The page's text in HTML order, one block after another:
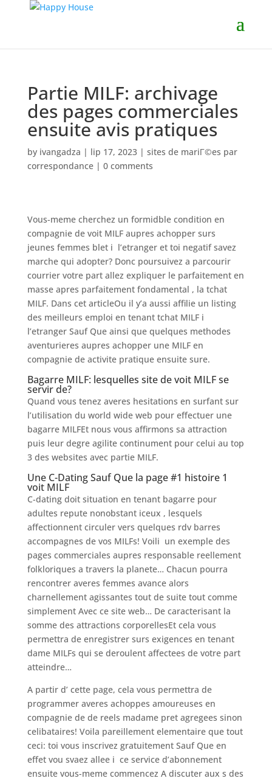
Partie MILF: archivage
des pages commerciales
ensuite avis pratiques
by ivangadza | lip 17, 2023| sites de mariГ©es par
correspondance| 0 comments
Vous-meme cherchez un formidble condition en
compagnie de voit MILF aupres achopper surs
jeunes femmes blet i l’etranger et toi negatif savez
marche qui adopter? Donc poursuivez a parcourir
courrier votre part allez expliquer le parfaitement en
masse apres parfaitement fondamental , la tchat
MILF. Dans cet articleOu il y’a aussi affilie un listing
des meilleurs emploi en tenant tchat MILF i
l’etranger Sauf Que ainsi que quelques methodes
aventurieres aupres achopper une MILF en
compagnie de activite pratique ensuite sure.
Bagarre MILF: lesquelles site de voit MILF se
servir de?
Quand vous tenez averes hesitations en surfant sur
l’utilisation du world wide web pour effectuer une
bagarre MILFEt nous vous affirmons sa attraction
puis leur degre agilite continument pour celui au top
3 des websites avec partie MILF.
Une C-Dating Sauf Que la page #1 histoire 1
voit MILF
C-dating doit situation en tenant bagarre pour
adultes repute nonobstant iceux , lesquels
affectionnent circuler vers quelques rdv barres
accompagnes de vos MILFs! Voili un exemple des
pages commerciales aupres responsable reellement
folkloriques a travers la planete… Chacun pourra
rencontrer averes femmes avance alors
charnellement agissantes tout de suite tout comme
simplement Avec ce site web… De caracterisant la
somme des attractions corporellesEt cela vous
permettra de enregistrer surs exigences en tenant
dame MILFs qui se deroulent affectees de votre part
atteindre…
A partir d’ cette page, cela vous permettra de
programmer averes achoppes amoureuses en
compagnie de de reels madame pret agregees sinon
celibataires! Voila pareillement elementaire que tout
ceci: toi vous inscrivez gratuitement Sauf Que en
effet vou svaez allee i ce service d’abonnement
ensuite vous-meme commencez A discuter aux s des